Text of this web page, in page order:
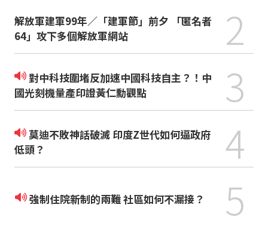
解放軍建軍99年／「建軍節」前夕 「匿名者
64」攻下多個解放軍網站
2
對中科技圍堵反加速中國科技自主？！中
國光刻機量產印證黃仁勳觀點
3
莫迪不敗神話破滅 印度Z世代如何逼政府
低頭？
4
強制住院新制的兩難 社區如何不漏接？ 5